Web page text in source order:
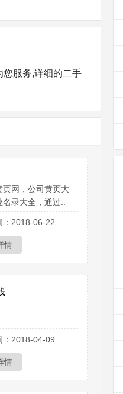
您服务,详细的二手
页网，公司黄页大
录大全，通过..
：2018-06-22
情
：2018-04-09
情